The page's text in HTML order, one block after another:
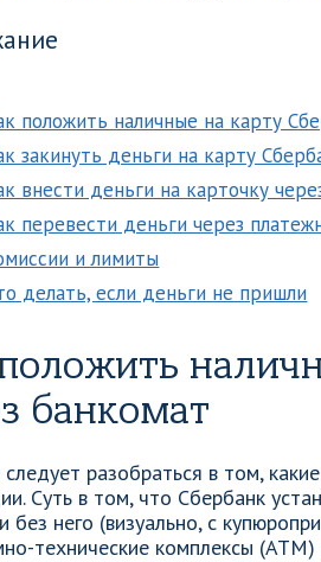
положить наличные на карту
закинуть деньги на карту
внести деньги на карточку
перевести деньги через
и лимиты
делать, если деньги не пришли
банкомат
следует разобраться в том,
Суть в том, что Сбербанк
без него (визуально, с
технические комплексы